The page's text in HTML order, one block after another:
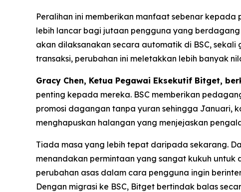
Peralihan ini memberikan manfaat sebenar
lebih lancar bagi jutaan pengguna yang berdagang
akan dilaksanakan secara automatik di BSC,
transaksi, perubahan ini meletakkan lebih banyak
Gracy Chen, Ketua Pegawai Eksekutif Bitget,
penting kepada mereka. BSC memberikan
promosi dagangan tanpa yuran sehingga Januari,
menghapuskan halangan yang menjejaskan
Tiada masa yang lebih tepat daripada sekarang.
menandakan permintaan yang sangat kukuh untuk
perubahan asas dalam cara pengguna ingin
Dengan migrasi ke BSC, Bitget bertindak balas